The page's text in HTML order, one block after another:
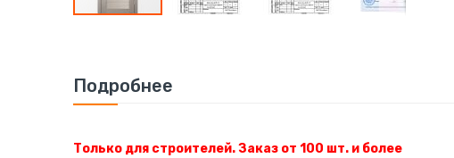
галереи
изображений
Подробнее
Только для строителей. Заказ от 100 шт. и более